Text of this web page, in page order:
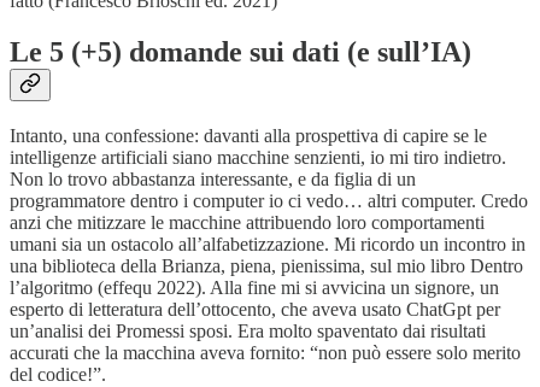
Le 5 (+5) domande sui dati (e sull’IA)
Intanto, una confessione: davanti alla prospettiva di capire se le
intelligenze artificiali siano macchine senzienti, io mi tiro indietro.
Non lo trovo abbastanza interessante, e da figlia di un
programmatore dentro i computer io ci vedo… altri computer. Credo
anzi che mitizzare le macchine attribuendo loro comportamenti
umani sia un ostacolo all’alfabetizzazione. Mi ricordo un incontro in
una biblioteca della Brianza, piena, pienissima, sul mio libro Dentro
l’algoritmo (effequ 2022). Alla fine mi si avvicina un signore, un
esperto di letteratura dell’ottocento, che aveva usato ChatGpt per
un’analisi dei Promessi sposi. Era molto spaventato dai risultati
accurati che la macchina aveva fornito: “non può essere solo merito
del codice!”.